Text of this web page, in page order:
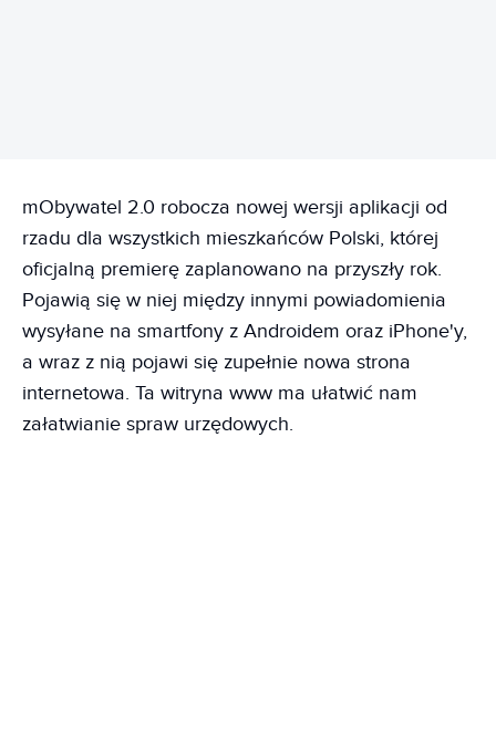
mObywatel 2.0 robocza nowej wersji aplikacji od
rzadu dla wszystkich mieszkańców Polski, której
oficjalną premierę zaplanowano na przyszły rok.
Pojawią się w niej między innymi powiadomienia
wysyłane na smartfony z Androidem oraz iPhone'y,
a wraz z nią pojawi się zupełnie nowa strona
internetowa. Ta witryna www ma ułatwić nam
załatwianie spraw urzędowych.